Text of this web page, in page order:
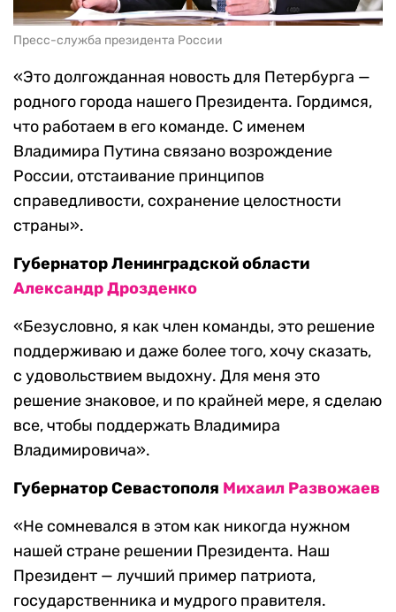
Пресс-служба президента России
«Это долгожданная новость для Петербурга —
родного города нашего Президента. Гордимся,
что работаем в его команде. С именем
Владимира Путина связано возрождение
России, отстаивание принципов
справедливости, сохранение целостности
страны».
Губернатор Ленинградской области
Александр Дрозденко
«Безусловно, я как член команды, это решение
поддерживаю и даже более того, хочу сказать,
с удовольствием выдохну. Для меня это
решение знаковое, и по крайней мере, я сделаю
все, чтобы поддержать Владимира
Владимировича».
Губернатор Севастополя Михаил Развожаев
«Не сомневался в этом как никогда нужном
нашей стране решении Президента. Наш
Президент — лучший пример патриота,
государственника и мудрого правителя.